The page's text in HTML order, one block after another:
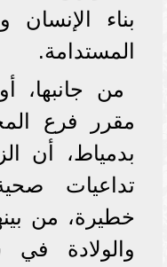
بناء الإنسان
المستدامة.
من جانبها،
مقرر فرع
بدمياط، أن
تداعيات
خطيرة، من
والولادة